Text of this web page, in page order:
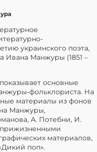
украинского поэта,
Ивана Манжуры (1851 –
основные
фольклориста. На
материалы из фонов
Манжуры,
А. Потебни, И.
прижизненными
материалов,
поп».